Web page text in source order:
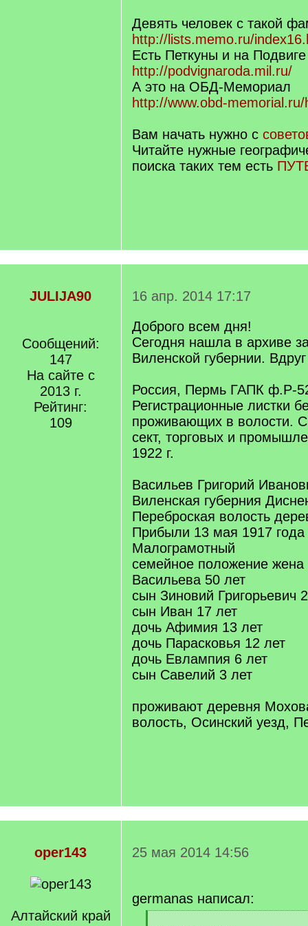
Девять человек с такой
http://lists.memo.ru/
Есть Петкуны и на
http://podvignaroda.mil.ru/
А это на ОБД-Мемориал
http://www.obd-
Вам начать нужно с
Читайте нужные
поиска таких тем есть
JULIJA90
Сообщений:
147
На сайте с
2013 г.
Рейтинг:
109
16 апр. 2014 17:17
Доброго всем дня!
Сегодня нашла в архиве
Виленской губернии.
Россия, Пермь ГАПК ф.Р-
Регистрационные листки
проживающих в волости.
сект, торговых и
1922 г.
Васильев Григорий
Виленская губерния
Переброская волость
Прибыли 13 мая 1917 года
Малограмотный
семейное положение жена
Васильева 50 лет
сын Зиновий Григорьевич
сын Иван 17 лет
дочь Афимия 13 лет
дочь Парасковья 12 лет
дочь Евлампия 6 лет
сын Савелий 3 лет
проживают деревня
волость, Осинский уезд,
oper143
Алтайский край
25 мая 2014 14:56
germanas написал: